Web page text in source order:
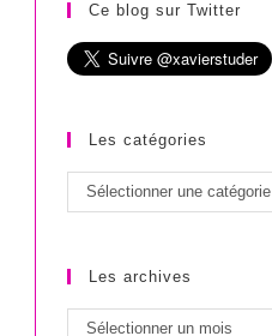
Ce blog sur Twitter
Les catégories
Les
catégories
Sélectionner une catégorie
Les archives
LesSélectionner un mois